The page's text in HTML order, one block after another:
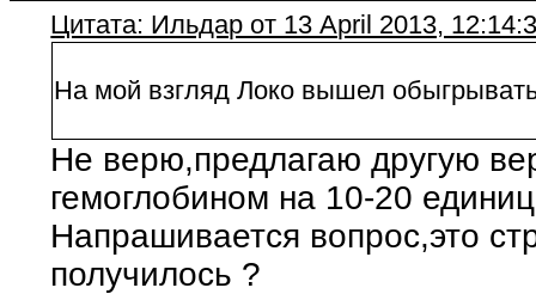
Цитата: Ильдар от 13 April 2013,
На мой взгляд Локо вышел
Не верю,предлагаю другую
гемоглобином на 10-20
Напрашивается вопрос,это
получилось ?